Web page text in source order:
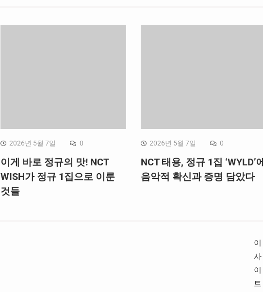
2026년 5월 7일 0
이게 바로 정규의 맛! NCT
WISH가 정규 1집으로 이룬
것들
2026년 5월 7일 0
NCT 태용, 정규 1집 ‘WYLD’
음악적 확신과 증명 담았다
이
사
이
트